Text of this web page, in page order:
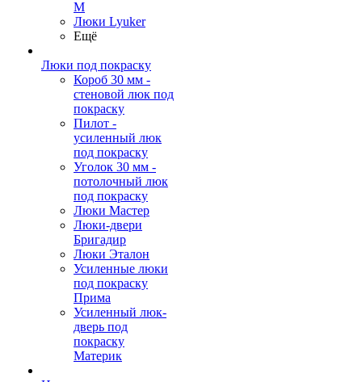
М
Люки Lyuker
Ещё
Люки под покраску
Короб 30 мм -
стеновой люк под
покраску
Пилот -
усиленный люк
под покраску
Уголок 30 мм -
потолочный люк
под покраску
Люки Мастер
Люки-двери
Бригадир
Люки Эталон
Усиленные люки
под покраску
Прима
Усиленный люк-
дверь под
покраску
Материк